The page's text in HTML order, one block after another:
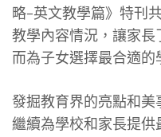
略–英文教學篇》特刊
教學內容情況，讓家
而為子女選擇最合適的
發掘教育界的亮點和
繼續為學校和家長提供